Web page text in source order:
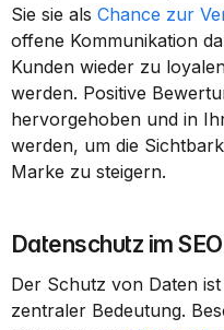
Sie sie als Chance zur
offene Kommunikation
Kunden wieder zu
werden. Positive
hervorgehoben und in
werden, um die
Marke zu steigern.
Datenschutz im SEO
Der Schutz von Daten
zentraler Bedeutung.